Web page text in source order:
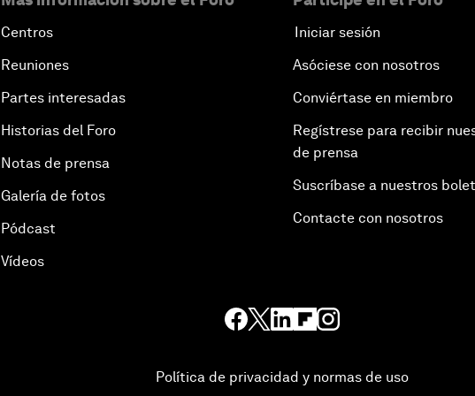
Centros
Reuniones
Partes interesadas
Historias del Foro
Notas de prensa
Galería de fotos
Pódcast
Vídeos
Iniciar sesión
Asóciese con nosotros
Conviértase en miembro
Regístrese para recibir
de prensa
Suscríbase a nuestros
Contacte con nosotros
Política de privacidad y normas de uso